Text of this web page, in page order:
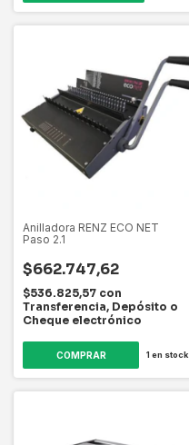
Anilladora RENZ ECO NET
Paso 2.1
$662.747,62
$536.825,57 con
Transferencia, Depósito o
Cheque electrónico
1 en stock